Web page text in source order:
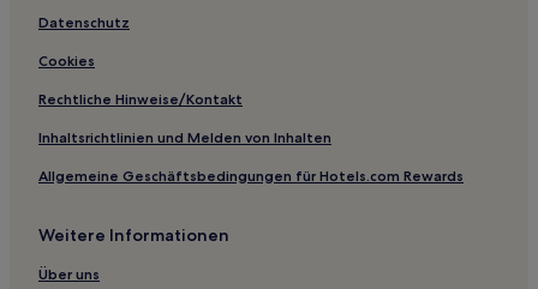
Lucca Hotels
Fucecchio Hotels
Pistoia Hotels
Sant'andrea Hotels
Hotels nahe Lucca
San Miniato Hotels
Prato Hotels
Datenschutz
Cookies
Rechtliche Hinweise/Kontakt
Inhaltsrichtlinien und Melden von Inhalten
Allgemeine Geschäftsbedingungen für Hotels.com Rewards
Weitere Informationen
Über uns